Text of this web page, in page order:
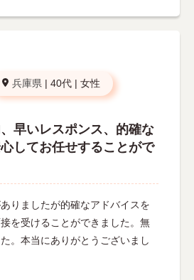
兵庫県 | 40代 | 女性
早いレスポンス、的確な
してお任せすることがで
りましたが的確なアドバイスを
を受けることができました。無
。本当にありがとうございまし